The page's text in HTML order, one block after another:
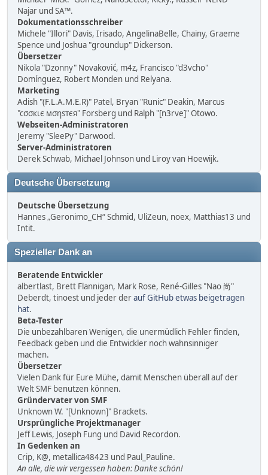
Najar und SA™.
Dokumentationsschreiber
Michele "Illori" Davis, Irisado, AngelinaBelle, Chainy, Graeme
Spence und Joshua "groundup" Dickerson.
Übersetzer
Nikola "Dzonny" Novaković, m4z, Francisco "d3vcho"
Domínguez, Robert Monden und Relyana.
Marketing
Adish "(F.L.A.M.E.R)" Patel, Bryan "Runic" Deakin, Marcus
"cσσкιє мσηѕтєя" Forsberg und Ralph "[n3rve]" Otowo.
Webseiten-Administratoren
Jeremy "SleePy" Darwood.
Server-Administratoren
Derek Schwab, Michael Johnson und Liroy van Hoewijk.
Deutsche Übersetzung
Deutsche Übersetzung
Hannes „Geronimo_CH“ Schmid, UliZeun, noex, Matthias13 und
Intit.
Spezieller Dank an
Beratende Entwickler
albertlast, Brett Flannigan, Mark Rose, René-Gilles "Nao 尚"
Deberdt, tinoest und jeder derauf GitHub etwas beigetragen
hat.
Beta-Tester
Die unbezahlbaren Wenigen, die unermüdlich Fehler finden,
Feedback geben und die Entwickler noch wahnsinniger
machen.
Übersetzer
Vielen Dank für Eure Mühe, damit Menschen überall auf der
Welt SMF benutzen können.
Gründervater von SMF
Unknown W. "[Unknown]" Brackets.
Ursprüngliche Projektmanager
Jeff Lewis, Joseph Fung und David Recordon.
In Gedenken an
Crip, K@, metallica48423 und Paul_Pauline.
An alle, die wir vergessen haben: Danke schön!